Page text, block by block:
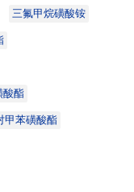
三氟甲烷磺酸铵
酸酯
甲苯磺酸酯